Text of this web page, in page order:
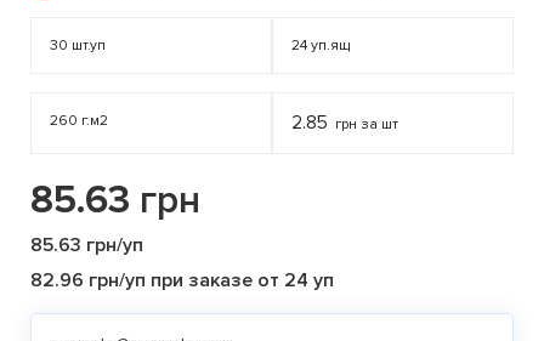
30 шт.уп 24 уп.ящ
260 г.м2 2.85 грн за шт
85.63 грн
85.63 грн/уп
82.96 грн/уп при заказе от 24 уп